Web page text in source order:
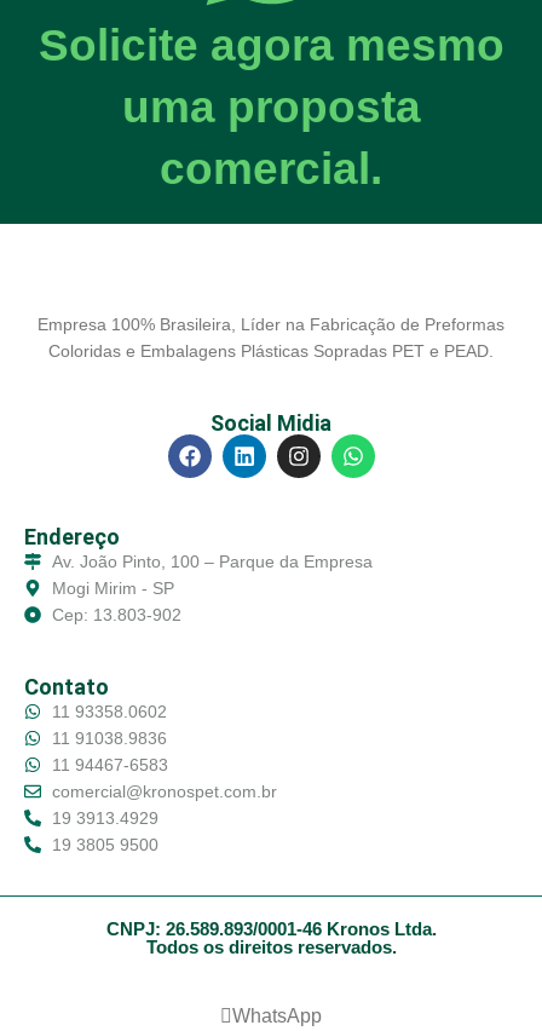
Solicite agora mesmo
uma proposta
comercial.
Empresa 100% Brasileira, Líder na Fabricação de Preformas
Coloridas e Embalagens Plásticas Sopradas PET e PEAD.
Social Midia
Endereço
Av. João Pinto, 100 – Parque da Empresa
Mogi Mirim - SP
Cep: 13.803-902
Contato
11 93358.0602
11 91038.9836
11 94467-6583
comercial@kronospet.com.br
19 3913.4929
19 3805 9500
CNPJ: 26.589.893/0001-46 Kronos Ltda.
Todos os direitos reservados.
WhatsApp